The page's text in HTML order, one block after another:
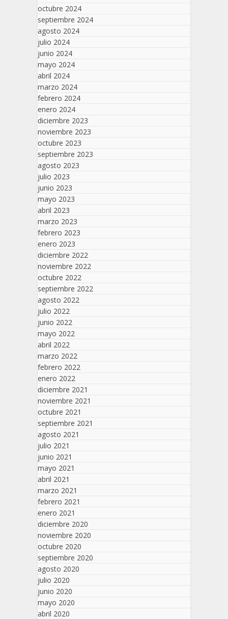
octubre 2024
septiembre 2024
agosto 2024
julio 2024
junio 2024
mayo 2024
abril 2024
marzo 2024
febrero 2024
enero 2024
diciembre 2023
noviembre 2023
octubre 2023
septiembre 2023
agosto 2023
julio 2023
junio 2023
mayo 2023
abril 2023
marzo 2023
febrero 2023
enero 2023
diciembre 2022
noviembre 2022
octubre 2022
septiembre 2022
agosto 2022
julio 2022
junio 2022
mayo 2022
abril 2022
marzo 2022
febrero 2022
enero 2022
diciembre 2021
noviembre 2021
octubre 2021
septiembre 2021
agosto 2021
julio 2021
junio 2021
mayo 2021
abril 2021
marzo 2021
febrero 2021
enero 2021
diciembre 2020
noviembre 2020
octubre 2020
septiembre 2020
agosto 2020
julio 2020
junio 2020
mayo 2020
abril 2020